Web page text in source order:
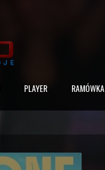
PLAYER RAMÓWKA